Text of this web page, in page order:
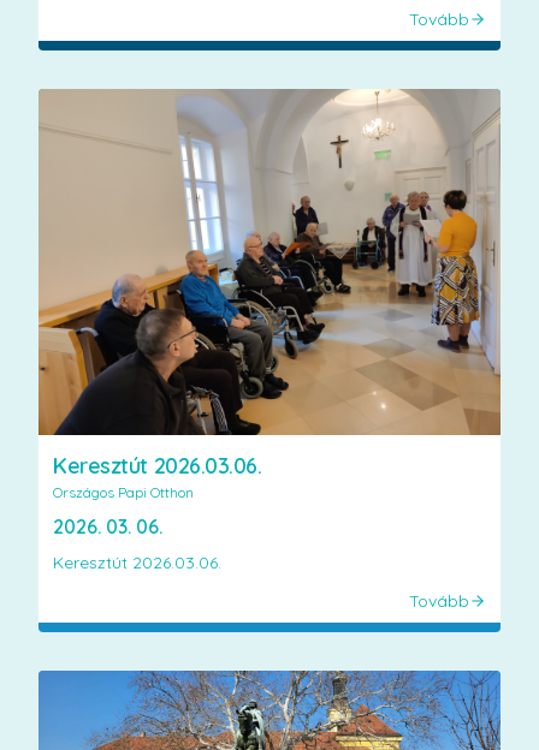
Tovább
Keresztút 2026.03.06.
Országos Papi Otthon
2026. 03. 06.
Keresztút 2026.03.06.
Tovább